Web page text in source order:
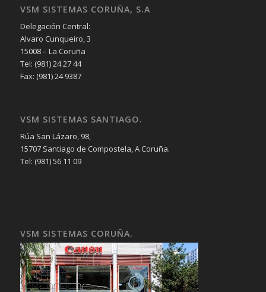
VSM SISTEMAS CORUÑA, S.A
Delegación Central:
Alvaro Cunqueiro, 3
15008 – La Coruña
Tel: (981) 24 27 44
Fax: (981) 24 9387
VSM SISTEMAS SANTIAGO.
Rúa San Lázaro, 98,
15707 Santiago de Compostela, A Coruña.
Tel: (981) 56 11 09
VSM SISTEMAS CORUÑA.